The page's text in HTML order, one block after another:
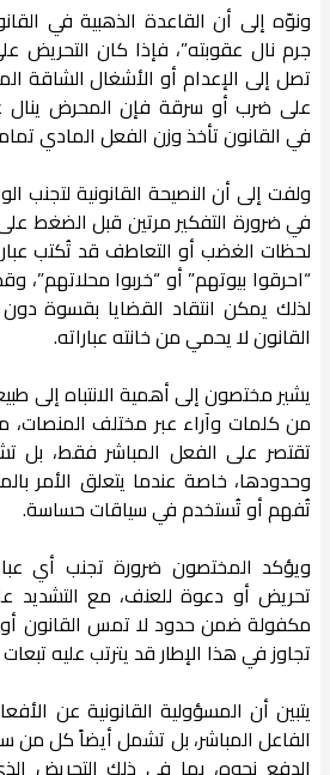
ونوّه إلى أن القاعدة الذهبية في
جرم نال عقوبته”، فإذا كان التحريض
تصل إلى الإعدام أو الأشغال الشاقة
على ضرب أو سرقة فإن المحرض ينال
في القانون تأخذ وزن الفعل المادي
ولفت إلى أن النصيحة القانونية لتجنب
في ضرورة التفكير مرتين قبل الضغط
لحظات الغضب أو التعاطف قد تُكتب
“احرقوا بيوتهم” أو “خربوا محلاتهم”،
لذلك يمكن انتقاد القضايا بقسوة
القانون لا يحمي من خانته عباراته.
يشير مختصون إلى أهمية الانتباه إلى
من كلمات وآراء عبر مختلف المنصات،
تقتصر على الفعل المباشر فقط، بل
وحدودها، خاصة عندما يتعلق الأمر
تُفهم أو تُستخدم في سياقات حساسة.
ويؤكد المختصون ضرورة تجنب أي
تحريض أو دعوة للعنف، مع التشديد
مكفولة ضمن حدود لا تمس القانون
تجاوز في هذا الإطار قد يترتب عليه
يتبين أن المسؤولية القانونية عن
الفاعل المباشر، بل تشمل أيضاً كل
الدفع نحوه، بما في ذلك التحريض